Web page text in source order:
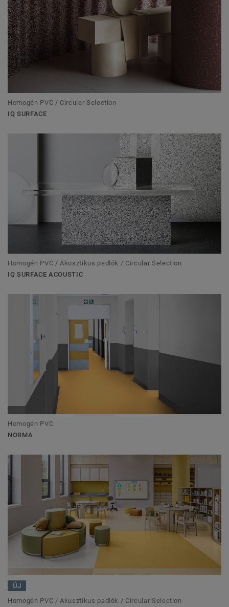
Homogén PVC / Circular Selection
IQ SURFACE
Homogén PVC / Akusztikus padlók / Circular Selection
IQ SURFACE ACOUSTIC
Homogén PVC
NORMA
ÚJ
Homogén PVC / Akusztikus padlók / Circular Selection